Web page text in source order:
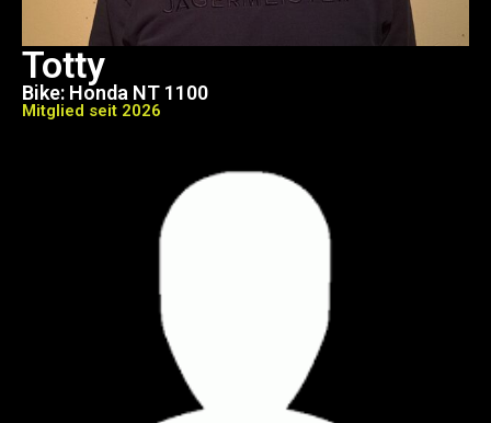
Totty
Bike: Honda NT 1100
Mitglied seit 2026